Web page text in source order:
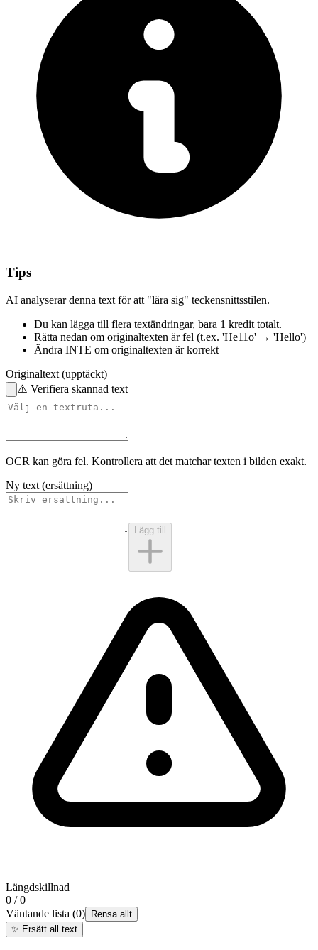
Tips
AI analyserar denna text för att "lära sig" teckensnittsstilen.
Du kan lägga till flera textändringar, bara 1 kredit totalt.
Rätta nedan om originaltexten är fel (t.ex. 'He11o' → 'Hello')
Ändra INTE om originaltexten är korrekt
Originaltext (upptäckt)
⚠️ Verifiera skannad text
OCR kan göra fel. Kontrollera att det matchar texten i bilden exakt.
Ny text (ersättning)
Lägg till
Längdskillnad
0 / 0
Väntande lista (0)
Rensa allt
✨ Ersätt all text